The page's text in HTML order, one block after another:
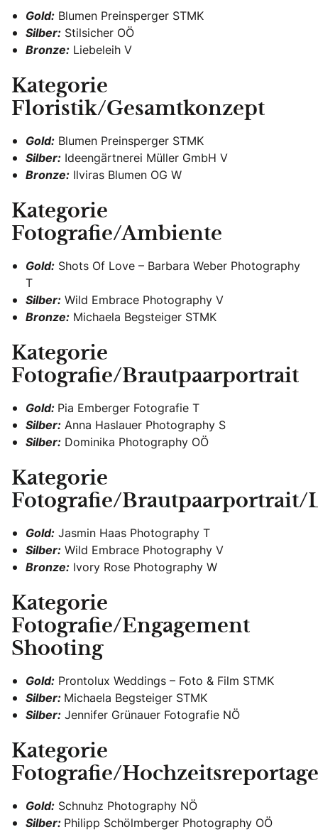
Gold: Blumen Preinsperger STMK
Silber: Stilsicher OÖ
Bronze: Liebeleih V
Kategorie
Floristik/Gesamtkonzept
Gold: Blumen Preinsperger STMK
Silber: Ideengärtnerei Müller GmbH V
Bronze: Ilviras Blumen OG W
Kategorie
Fotografie/Ambiente
Gold: Shots Of Love – Barbara Weber Photography
T
Silber: Wild Embrace Photography V
Bronze: Michaela Begsteiger STMK
Kategorie
Fotografie/Brautpaarportrait
Gold: Pia Emberger Fotografie T
Silber: Anna Haslauer Photography S
Silber: Dominika Photography OÖ
Kategorie
Fotografie/Brautpaarportrait/
Gold: Jasmin Haas Photography T
Silber: Wild Embrace Photography V
Bronze: Ivory Rose Photography W
Kategorie
Fotografie/Engagement
Shooting
Gold: Prontolux Weddings – Foto & Film STMK
Silber: Michaela Begsteiger STMK
Silber: Jennifer Grünauer Fotografie NÖ
Kategorie
Fotografie/Hochzeitsreportage
Gold: Schnuhz Photography NÖ
Silber: Philipp Schölmberger Photography OÖ